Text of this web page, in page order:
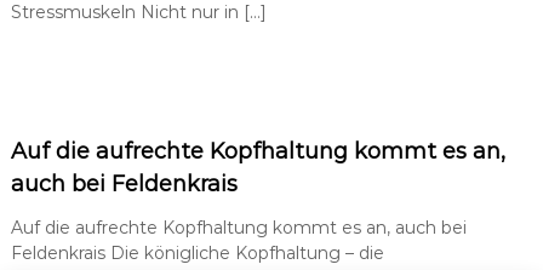
Stressmuskeln Nicht nur in […]
Auf die aufrechte Kopfhaltung kommt es an,
auch bei Feldenkrais
Auf die aufrechte Kopfhaltung kommt es an, auch bei
Feldenkrais Die königliche Kopfhaltung – die